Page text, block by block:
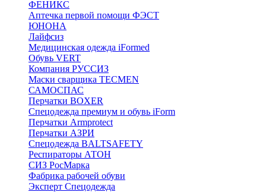
ФЕНИКС
Аптечка первой помощи ФЭСТ
ЮНОНА
Лайфсиз
Медицинская одежда iFormed
Обувь VERT
Компания РУССИЗ
Маски сварщика TECMEN
САМОСПАС
Перчатки BOXER
Спецодежда премиум и обувь iForm
Перчатки Armprotect
Перчатки АЗРИ
Спецодежда BALTSAFETY
Респираторы АТОН
СИЗ РосМарка
Фабрика рабочей обуви
Эксперт Спецодежда